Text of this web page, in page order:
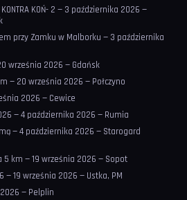
KONTRA KOŃ- 2 — 3 października 2026 —
przy Zamku w Malborku — 3 października
września 2026 — Gdańsk
— 20 września 2026 — Połczyno
2026 — Cewice
— 4 października 2026 — Rumia
— 4 października 2026 — Starogard
5 km — 19 września 2026 — Sopot
— 19 września 2026 — Ustka, PM
— Pelplin